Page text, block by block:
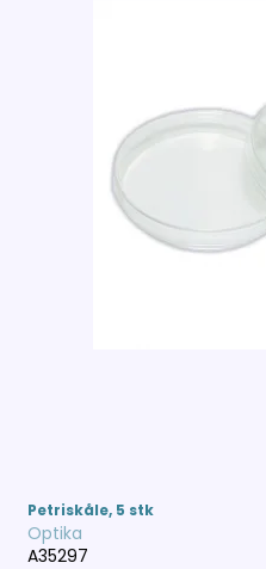
Petriskåle, 5 stk
Optika
A35297